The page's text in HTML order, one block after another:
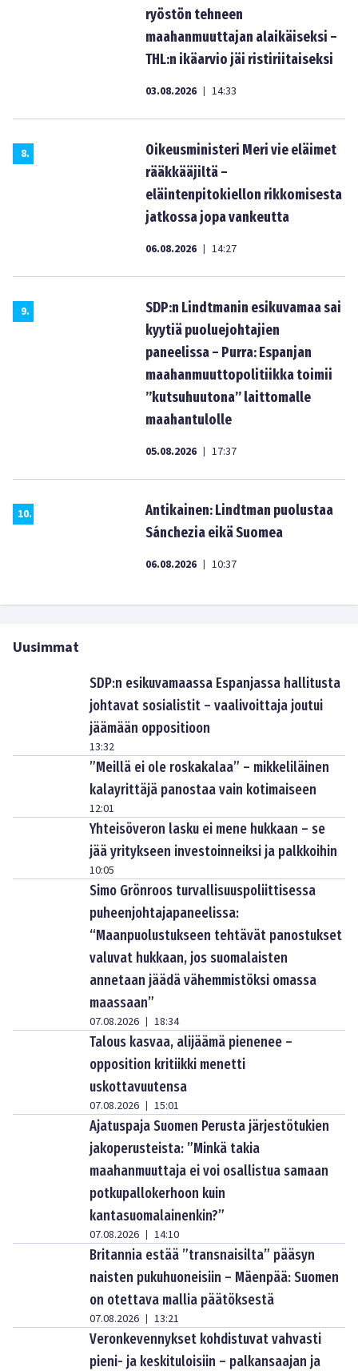
ryöstön tehneen
maahanmuuttajan alaikäiseksi –
THL:n ikäarvio jäi ristiriitaiseksi
03.08.2026 | 14:33
8.
Oikeusministeri Meri vie eläimet
rääkkääjiltä –
eläintenpitokiellon rikkomisesta
jatkossa jopa vankeutta
06.08.2026 | 14:27
9.
SDP:n Lindtmanin esikuvamaa sai
kyytiä puoluejohtajien
paneelissa – Purra: Espanjan
maahanmuuttopolitiikka toimii
”kutsuhuutona” laittomalle
maahantulolle
05.08.2026 | 17:37
10.
Antikainen: Lindtman puolustaa
Sánchezia eikä Suomea
06.08.2026 | 10:37
Uusimmat
SDP:n esikuvamaassa Espanjassa hallitusta
johtavat sosialistit – vaalivoittaja joutui
jäämään oppositioon
13:32
”Meillä ei ole roskakalaa” – mikkeliläinen
kalayrittäjä panostaa vain kotimaiseen
12:01
Yhteisöveron lasku ei mene hukkaan – se
jää yritykseen investoinneiksi ja palkkoihin
10:05
Simo Grönroos turvallisuuspoliittisessa
puheenjohtajapaneelissa:
“Maanpuolustukseen tehtävät panostukset
valuvat hukkaan, jos suomalaisten
annetaan jäädä vähemmistöksi omassa
maassaan”
07.08.2026 | 18:34
Talous kasvaa, alijäämä pienenee –
opposition kritiikki menetti
uskottavuutensa
07.08.2026 | 15:01
Ajatuspaja Suomen Perusta järjestötukien
jakoperusteista: ”Minkä takia
maahanmuuttaja ei voi osallistua samaan
potkupallokerhoon kuin
kantasuomalainenkin?”
07.08.2026 | 14:10
Britannia estää ”transnaisilta” pääsyn
naisten pukuhuoneisiin – Mäenpää: Suomen
on otettava mallia päätöksestä
07.08.2026 | 13:21
Veronkevennykset kohdistuvat vahvasti
pieni- ja keskituloisiin – palkansaajan ja